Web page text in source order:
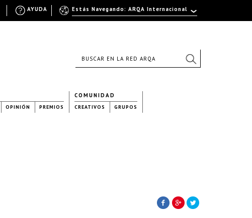
OPINIÓN PREMIOS
COMUNIDAD
CREATIVOS GRUPOS
Estás Navegando: ARQA Internacional
AYUDA